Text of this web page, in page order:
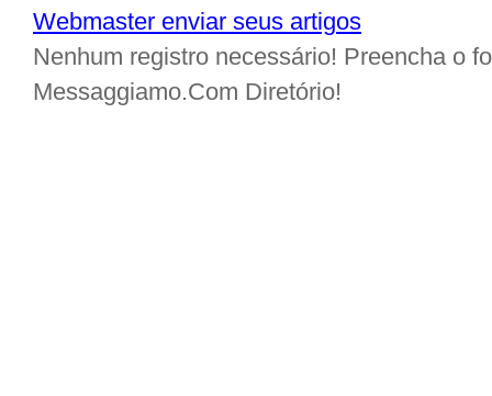
Webmaster enviar seus artigos
Nenhum registro necessário! Preencha o
Messaggiamo.Com Diretório!